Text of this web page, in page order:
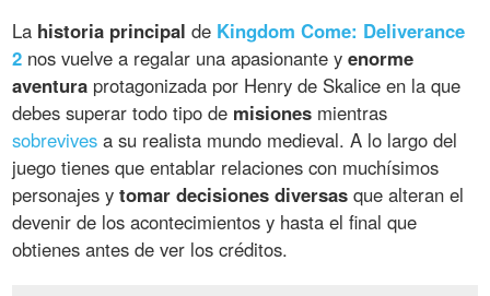
La historia principal de Kingdom Come: Deliverance
2 nos vuelve a regalar una apasionante yenorme
aventura protagonizada por Henry de Skalice en la que
debes superar todo tipo de misiones mientras
sobrevives a su realista mundo medieval. A lo largo del
juego tienes que entablar relaciones con muchísimos
personajes ytomar decisiones diversas que alteran el
devenir de los acontecimientos y hasta el final que
obtienes antes de ver los créditos.